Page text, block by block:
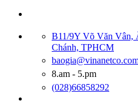
B11/9Y Võ Văn Vân,
Chánh, TPHCM
8.am - 5.pm
(028)66858292